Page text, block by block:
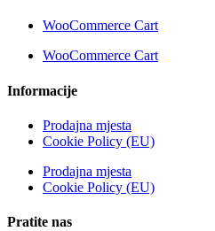
WooCommerce Cart
WooCommerce Cart
Informacije
Prodajna mjesta
Cookie Policy (EU)
Prodajna mjesta
Cookie Policy (EU)
Pratite nas